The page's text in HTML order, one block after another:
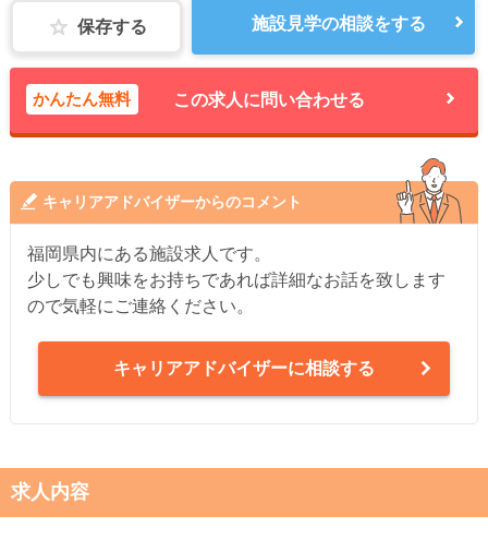
保存する 施設見学の相談をする
かんたん無料 この求人に問い合わせる
キャリアアドバイザーからのコメント
福岡県内にある施設求人です。
少しでも興味をお持ちであれば詳細なお話を致します
ので気軽にご連絡ください。
キャリアアドバイザーに相談する
求人内容